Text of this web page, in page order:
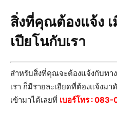
สิ่งที่คุณต้องแจ้ง
เปียโนกับเรา
สำหรับสิ่งที่คุณจะต้องแจ้งกับทาง
เรา ก็มีรายละเอียดที่ต้องแจ้งม
เข้ามาได้เลยที่ เบอร์โทร :083-